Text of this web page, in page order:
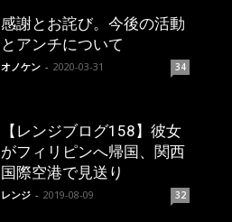
感謝とお詫び。今後の活動
とアンチについて
オノケン - 2020-03-31 34
【レンジブログ158】彼女
がフィリピンへ帰国、関西
国際空港で見送り
レンジ - 2019-08-09 32